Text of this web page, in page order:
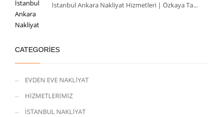
İstanbul Ankara Nakliyat Hizmetleri | Özkaya Ta...
CATEGORIES
EVDEN EVE NAKLİYAT
HİZMETLERİMİZ
İSTANBUL NAKLİYAT